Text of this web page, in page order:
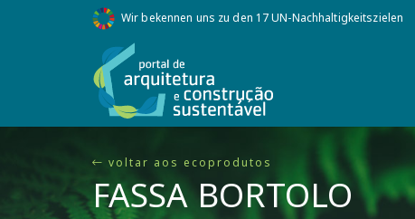
Wir bekennen uns zu den 17 UN-Nachhaltigkeitszielen
voltar aos ecoprodutos
FASSA BORTOLO